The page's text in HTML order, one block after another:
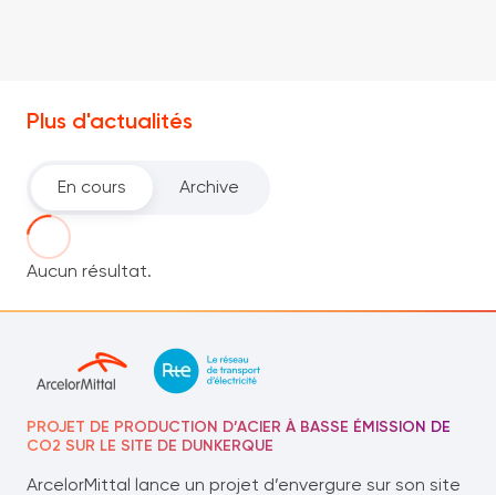
Plus d'actualités
En cours Archive
Aucun résultat.
PROJET DE PRODUCTION D’ACIER À BASSE ÉMISSION DE
CO2 SUR LE SITE DE DUNKERQUE
ArcelorMittal lance un projet d’envergure sur son site